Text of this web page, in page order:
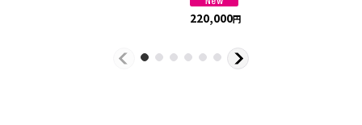
220,000円